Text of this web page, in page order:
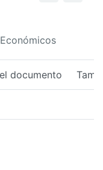
documento